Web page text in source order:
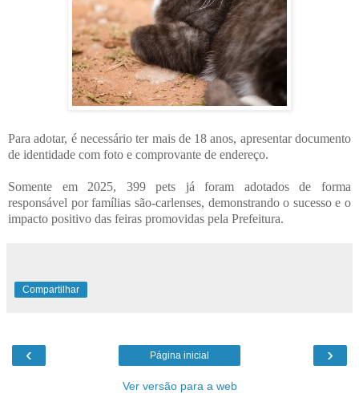
Para adotar, é necessário ter mais de 18 anos, apresentar documento
de identidade com foto e comprovante de endereço.
Somente em 2025, 399 pets já foram adotados de forma
responsável por famílias são-carlenses, demonstrando o sucesso e o
impacto positivo das feiras promovidas pela Prefeitura.
Compartilhar
‹ ›
Página inicial
Ver versão para a web